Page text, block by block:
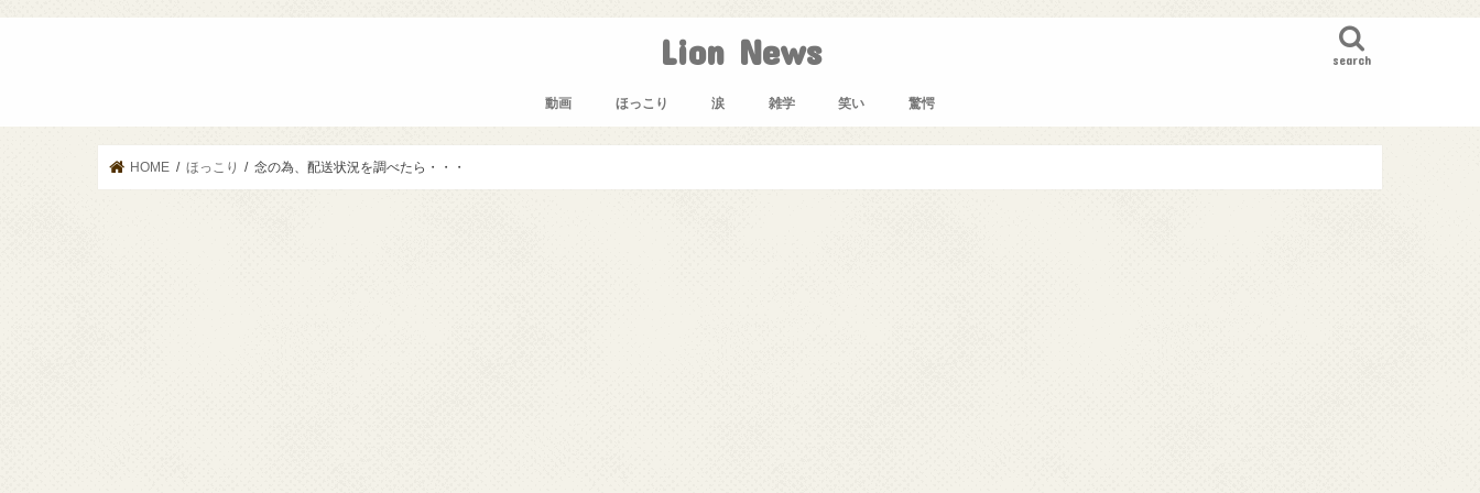
Lion News search
動画 ほっこり 涙 雑学 笑い 驚愕
HOME ほっこり 念の為、配送状況を調べたら・・・